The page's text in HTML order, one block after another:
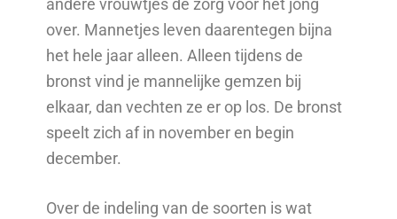
andere vrouwtjes de zorg voor het jong
over. Mannetjes leven daarentegen bijna
het hele jaar alleen. Alleen tijdens de
bronst vind je mannelijke gemzen bij
elkaar, dan vechten ze er op los. De bronst
speelt zich af in november en begin
december.
Over de indeling van de soorten is wat